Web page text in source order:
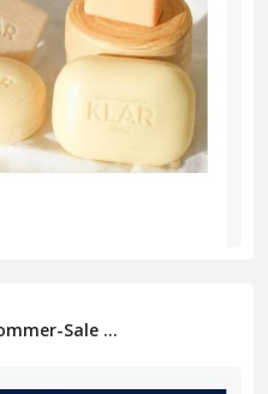
Sale ...